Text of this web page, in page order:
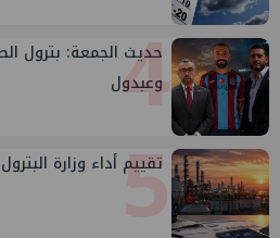
4
حديث الجمعة: بترول
وعبدول
5
تقييم أداء وزارة